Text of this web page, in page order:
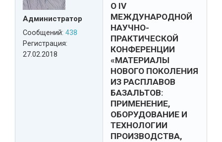
Администратор
Сообщений: 438
Регистрация:
27.02.2018
О IV
МЕЖДУНАРОДНОЙ
НАУЧНО-
ПРАКТИЧЕСКОЙ
КОНФЕРЕНЦИИ
«МАТЕРИАЛЫ
НОВОГО ПОКОЛЕНИЯ
ИЗ РАСПЛАВОВ
БАЗАЛЬТОВ:
ПРИМЕНЕНИЕ,
ОБОРУДОВАНИЕ И
ТЕХНОЛОГИИ
ПРОИЗВОДСТВА,